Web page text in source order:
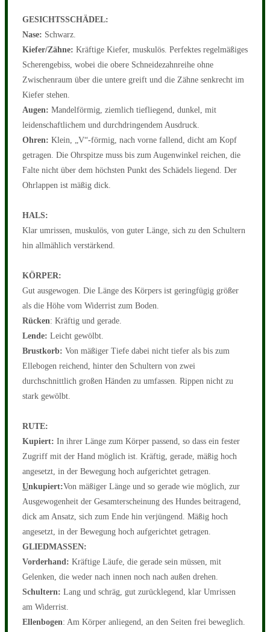
GESICHTSSCHÄDEL:
Nase: Schwarz.
Kiefer/Zähne: Kräftige Kiefer, muskulös. Perfektes regelmäßiges
Scherengebiss, wobei die obere Schneidezahnreihe ohne
Zwischenraum über die untere greift und die Zähne senkrecht im
Kiefer stehen.
Augen: Mandelförmig, ziemlich tiefliegend, dunkel, mit
leidenschaftlichem und durchdringendem Ausdruck.
Ohren: Klein, „V“-förmig, nach vorne fallend, dicht am Kopf
getragen. Die Ohrspitze muss bis zum Augenwinkel reichen, die
Falte nicht über dem höchsten Punkt des Schädels liegend. Der
Ohrlappen ist mäßig dick.
HALS:
Klar umrissen, muskulös, von guter Länge, sich zu den Schultern
hin allmählich verstärkend.
KÖRPER:
Gut ausgewogen. Die Länge des Körpers ist geringfügig größer
als die Höhe vom Widerrist zum Boden.
Rücken: Kräftig und gerade.
Lende: Leicht gewölbt.
Brustkorb: Von mäßiger Tiefe dabei nicht tiefer als bis zum
Ellebogen reichend, hinter den Schultern von zwei
durchschnittlich großen Händen zu umfassen. Rippen nicht zu
stark gewölbt.
RUTE:
Kupiert: In ihrer Länge zum Körper passend, so dass ein fester
Zugriff mit der Hand möglich ist. Kräftig, gerade, mäßig hoch
angesetzt, in der Bewegung hoch aufgerichtet getragen.
Unkupiert:Von mäßiger Länge und so gerade wie möglich, zur
Ausgewogenheit der Gesamterscheinung des Hundes beitragend,
dick am Ansatz, sich zum Ende hin verjüngend. Mäßig hoch
angesetzt, in der Bewegung hoch aufgerichtet getragen.
GLIEDMASSEN:
Vorderhand: Kräftige Läufe, die gerade sein müssen, mit
Gelenken, die weder nach innen noch nach außen drehen.
Schultern: Lang und schräg, gut zurücklegend, klar Umrissen
am Widerrist.
Ellenbogen: Am Körper anliegend, an den Seiten frei beweglich.